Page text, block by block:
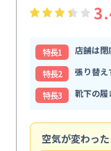
特⻑1
店舗は閉
特⻑2
張り替え
特⻑3
靴下の履
空気が変わった